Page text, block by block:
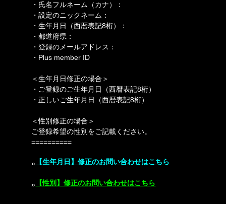
・氏名フルネーム（カナ）：
・設定のニックネーム：
・生年月日（西暦表記8桁）：
・都道府県：
・登録のメールアドレス：
・Plus member ID
＜生年月日修正の場合＞
・ご登録のご生年月日（西暦表記8桁）
・正しいご生年月日（西暦表記8桁）
＜性別修正の場合＞
ご登録希望の性別をご記載ください。
==========
» 【生年月日】修正のお問い合わせはこちら
» 【性別】修正のお問い合わせはこちら